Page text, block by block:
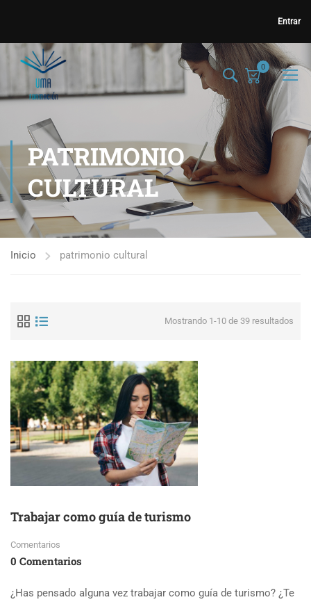
Entrar
0
PATRIMONIO
CULTURAL
Inicio patrimonio cultural
Mostrando 1-10 de 39 resultados
Trabajar como guía de turismo
Comentarios
0 Comentarios
¿Has pensado alguna vez trabajar como guía de turismo? ¿Te